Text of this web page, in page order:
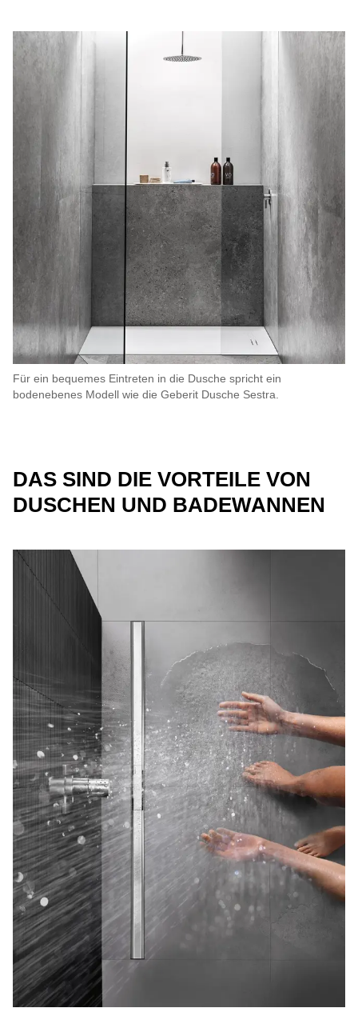
Für ein bequemes Eintreten in die Dusche spricht ein
bodenebenes Modell wie die Geberit Dusche Sestra.
DAS SIND DIE VORTEILE VON
DUSCHEN UND BADEWANNEN